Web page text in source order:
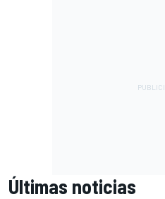
Últimas noticias